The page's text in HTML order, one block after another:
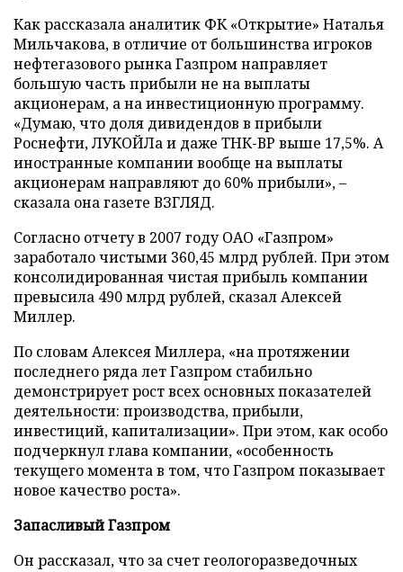
Как рассказала аналитик ФК «Открытие» Наталья
Мильчакова, в отличие от большинства игроков
нефтегазового рынка Газпром направляет
большую часть прибыли не на выплаты
акционерам, а на инвестиционную программу.
«Думаю, что доля дивидендов в прибыли
Роснефти, ЛУКОЙЛа и даже ТНК-ВР выше 17,5%. А
иностранные компании вообще на выплаты
акционерам направляют до 60% прибыли», –
сказала она газете ВЗГЛЯД.
Согласно отчету в 2007 году ОАО «Газпром»
заработало чистыми 360,45 млрд рублей. При этом
консолидированная чистая прибыль компании
превысила 490 млрд рублей, сказал Алексей
Миллер.
По словам Алексея Миллера, «на протяжении
последнего ряда лет Газпром стабильно
демонстрирует рост всех основных показателей
деятельности: производства, прибыли,
инвестиций, капитализации». При этом, как особо
подчеркнул глава компании, «особенность
текущего момента в том, что Газпром показывает
новое качество роста».
Запасливый Газпром
Он рассказал, что за счет геологоразведочных